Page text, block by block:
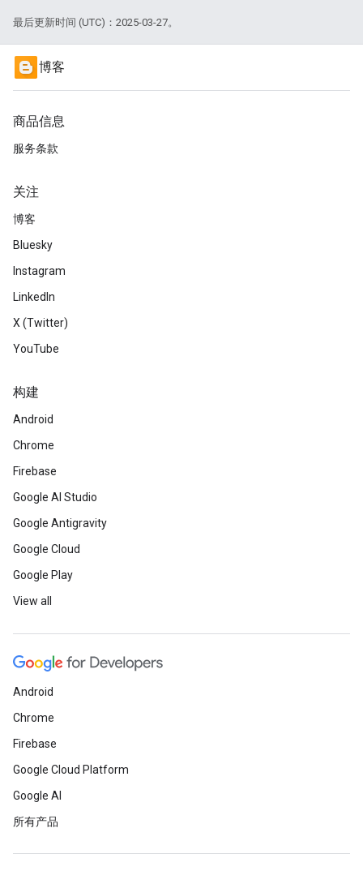
最后更新时间 (UTC)：2025-03-27。
博客
商品信息
服务条款
关注
博客
Bluesky
Instagram
LinkedIn
X (Twitter)
YouTube
构建
Android
Chrome
Firebase
Google AI Studio
Google Antigravity
Google Cloud
Google Play
View all
Android
Chrome
Firebase
Google Cloud Platform
Google AI
所有产品